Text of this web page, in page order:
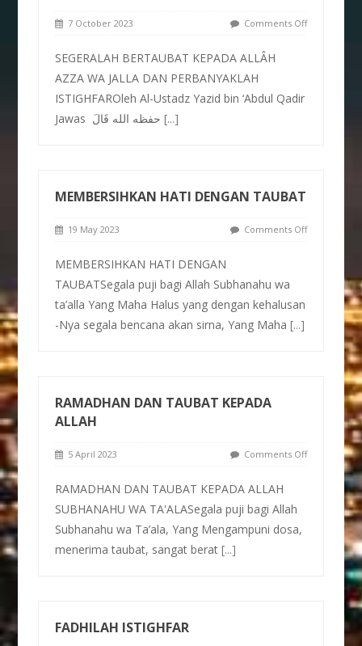
7 October 2023 Comments Off
SEGERALAH BERTAUBAT KEPADA ALLÂH
AZZA WA JALLA DAN PERBANYAKLAH
ISTIGHFAROleh Al-Ustadz Yazid bin ‘Abdul Qadir
Jawas حفظه الله قَالَ[...]
MEMBERSIHKAN HATI DENGAN TAUBAT
19 May 2023 Comments Off
MEMBERSIHKAN HATI DENGAN
TAUBATSegala puji bagi Allah Subhanahu wa
ta’alla Yang Maha Halus yang dengan kehalusan
-Nya segala bencana akan sirna, Yang Maha[...]
RAMADHAN DAN TAUBAT KEPADA
ALLAH
5 April 2023 Comments Off
RAMADHAN DAN TAUBAT KEPADA ALLAH
SUBHANAHU WA TA'ALASegala puji bagi Allah
Subhanahu wa Ta’ala, Yang Mengampuni dosa,
menerima taubat, sangat berat[...]
FADHILAH ISTIGHFAR